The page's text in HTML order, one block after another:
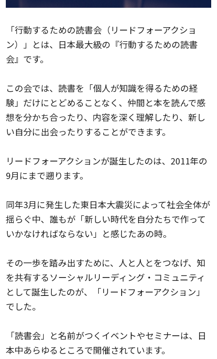
「行動するための読書会（リードフォーアクショ
ン）」とは、日本最大級の『行動するための読書
会』です。
この会では、読書を「個人が知識を得るための経
験」だけにとどめることなく、仲間と本を読んで感
想を分かち合ったり、内容を深く理解したり、新し
い自分に出会ったりすることができます。
リードフォーアクションが誕生したのは、2011年の
9月にまで遡ります。
同年3月に発生した東日本大震災によって社会全体が
揺らぐ中、誰もが「新しい時代を自分たちで作って
いかなければならない」と感じたあの時。
その一歩を踏み出すために、人と人とをつなげ、知
を共有するソーシャルリーディング・コミュニティ
として誕生したのが、「リードフォーアクション」
でした。
「読書会」と名前がつくイベントやセミナーは、日
本中あらゆるところで開催されています。